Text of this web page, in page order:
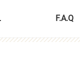
F.A.Q